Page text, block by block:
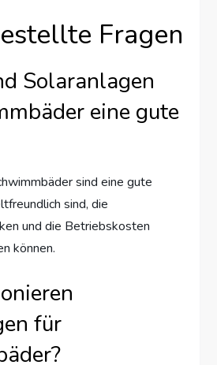
Fragen
Solaranlagen
eine gute
sind eine gute
sind, die
und die Betriebskosten
können.
für